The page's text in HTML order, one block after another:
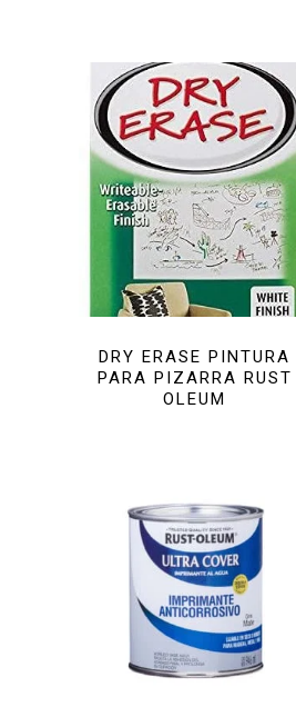
DRY ERASE PINTURA
PARA PIZARRA RUST
OLEUM